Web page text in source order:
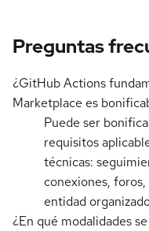
Preguntas
¿GitHub Actions
Marketplace es
Puede ser
requisitos
técnicas:
conexiones,
entidad
¿En qué modalidades